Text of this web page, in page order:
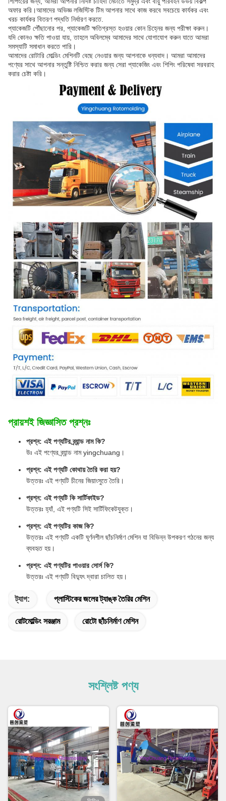
অফার করি।আমাদের অভিজ্ঞ লজিস্টিক টিম আপনার সাথে কাজ করবে সবচেয়ে কার্যকর এবং
খরচ কার্যকর বিতরণ পদ্ধতি নির্ধারণ করতে.
প্যাকেজটি পৌঁছানোর পর, প্যাকেজটি ক্ষতিগ্রস্ত হওয়ার কোন চিহ্নের জন্য পরীক্ষা করুন।
যদি কোনও ক্ষতি পাওয়া যায়, তাহলে অবিলম্বে আমাদের সাথে যোগাযোগ করুন যাতে আমরা
সমস্যাটি সমাধান করতে পারি।
আমাদের রোটারি মোল্ডিং মেশিনটি বেছে নেওয়ার জন্য আপনাকে ধন্যবাদ। আমরা আমাদের
পণ্যের সাথে আপনার সন্তুষ্টি নিশ্চিত করার জন্য সেরা প্যাকেজিং এবং শিপিং পরিষেবা সরবরাহ
করার চেষ্টা করি।
প্রায়শই জিজ্ঞাসিত প্রশ্নঃ
প্রশ্ন: এই পণ্যটির ব্র্যান্ড নাম কি?
উঃ এই পণ্যের ব্র্যান্ড নাম yingchuang।
প্রশ্ন: এই পণ্যটি কোথায় তৈরি করা হয়?
উত্তরঃ এই পণ্যটি চীনের জিয়াংসুতে তৈরি।
প্রশ্ন: এই পণ্যটি কি সার্টিফাইড?
উত্তরঃ হ্যাঁ, এই পণ্যটি সিই সার্টিফিকেটযুক্ত।
প্রশ্ন: এই পণ্যটির কাজ কি?
উত্তরঃ এই পণ্যটি একটি ঘূর্ণনশীল ছাঁচনির্মাণ মেশিন যা বিভিন্ন উপকরণ গঠনের জন্য
ব্যবহৃত হয়।
প্রশ্ন: এই পণ্যটির পাওয়ার সোর্স কি?
উত্তরঃ এই পণ্যটি বিদ্যুৎ দ্বারা চালিত হয়।
ট্যাগ: প্লাস্টিকের জলের ট্যাঙ্ক তৈরির মেশিন
রোটমোল্ডিং সরঞ্জাম রোটো ছাঁচনির্মাণ মেশিন
সংশ্লিষ্ট পণ্য